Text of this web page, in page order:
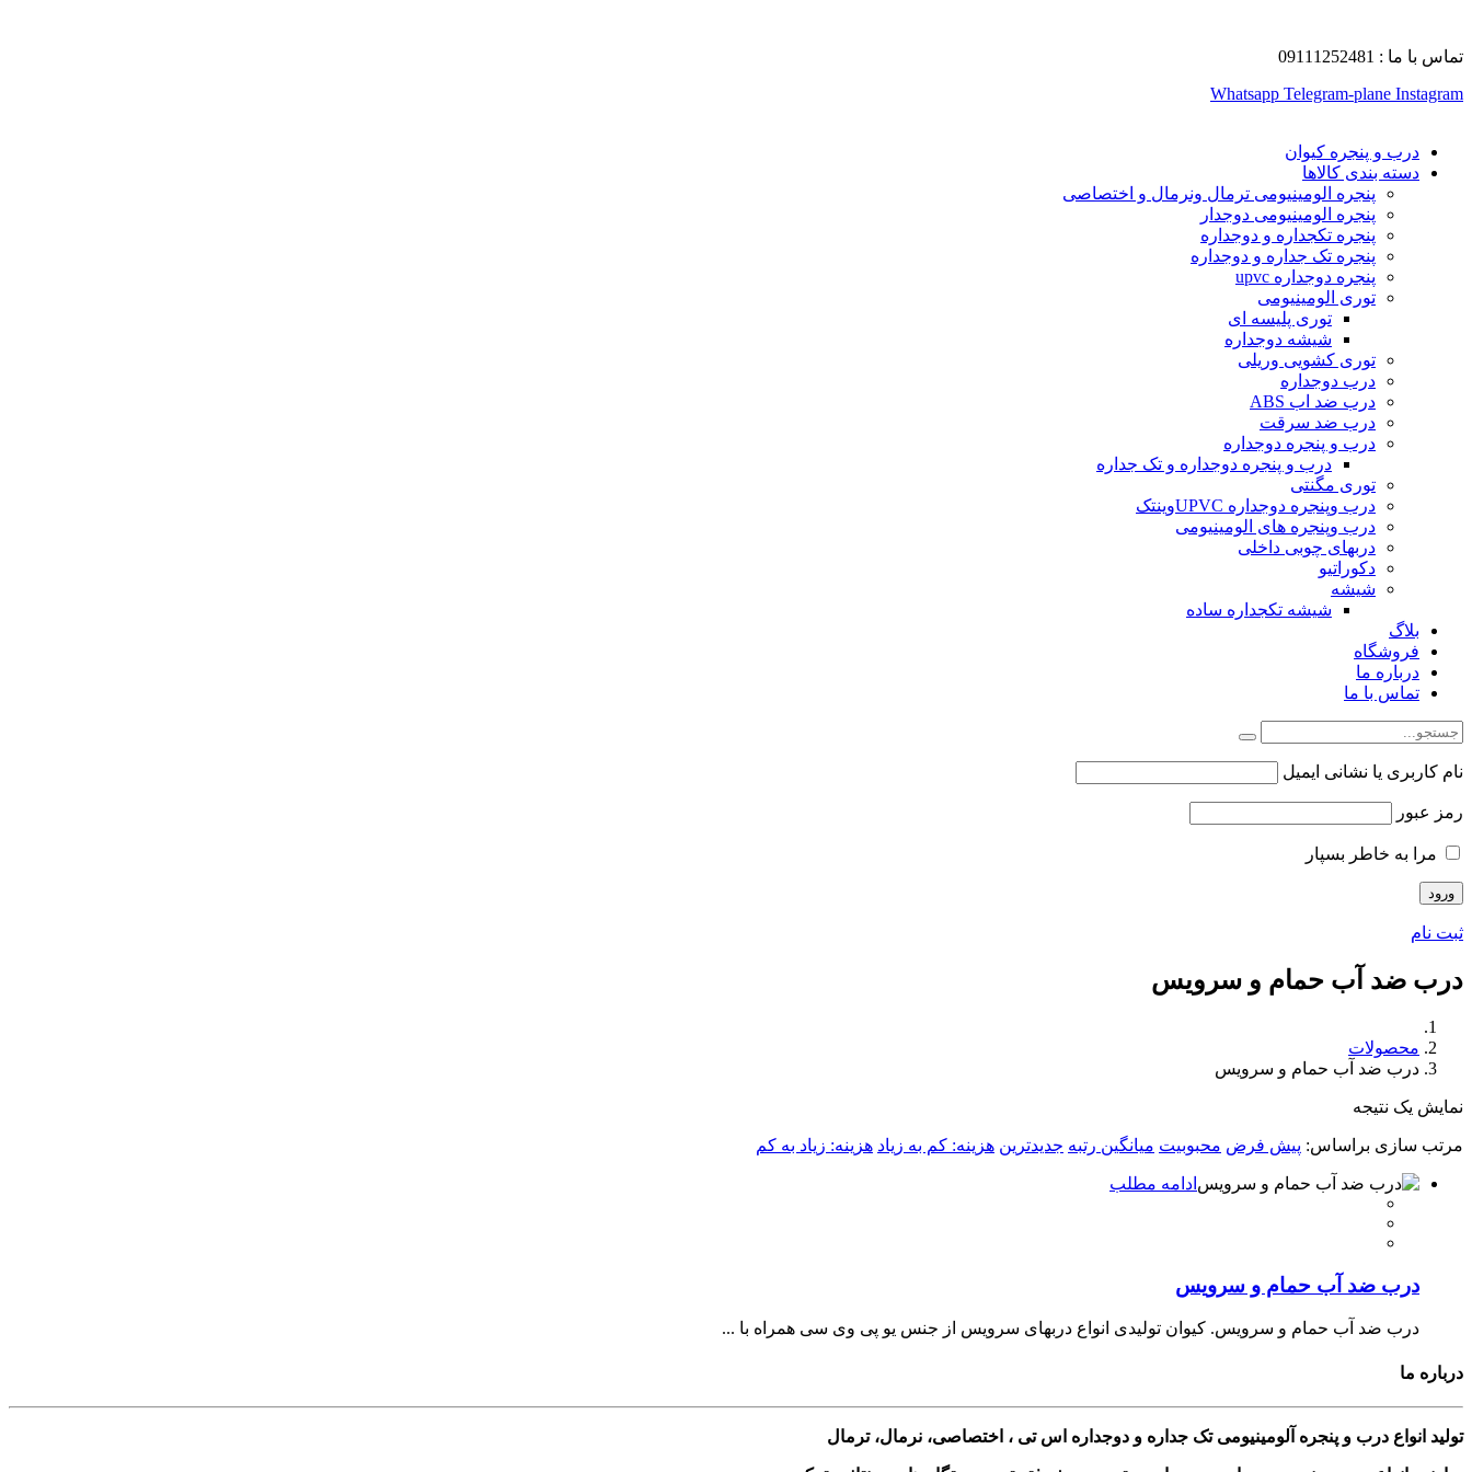
تماس با ما : 09111252481
Whatsapp Telegram-plane Instagram
درب و پنجره کیوان
دسته بندی کالاها
پنجره الومینیومی ترمال ونرمال و اختصاصی
پنجره الومینیومی دوجدار
پنجره تکجداره و دوجداره
پنجره تک جداره و دوجداره
پنجره دوجداره upvc
توری الومینیومی
توری پلیسه ای
شیشه دوجداره
توری کشویی وریلی
درب دوجداره
درب ضد اب ABS
درب ضد سرقت
درب و پنجره دوجداره
درب و پنجره دوجداره و تک جداره
توری مگنتی
درب وپنجره دوجداره UPVCوینتک
درب وپنجره های الومینیومی
دربهای چوبی داخلی
دکوراتیو
شیشه
شیشه تکجداره ساده
بلاگ
فروشگاه
درباره ما
تماس با ما
نام کاربری یا نشانی ایمیل
رمز عبور
مرا به خاطر بسپار
ثبت نام
درب ضد آب حمام و سرویس
محصولات
درب ضد آب حمام و سرویس
نمایش یک نتیجه
مرتب سازی براساس: پیش فرض محبوبیت میانگین رتبه جدیدترین هزینه: کم به زیاد هزینه: زیاد به کم
ادامه مطلب
درب ضد آب حمام و سرویس
درب ضد آب حمام و سرویس. کیوان تولیدی انواع دربهای سرویس از جنس یو پی وی سی همراه با ...
درباره ما
تولید انواع درب و پنجره آلومینیومی تک جداره و دوجداره اس تی ، اختصاصی، نرمال، ترمال